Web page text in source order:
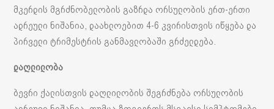
მკერდის მგრძნობელობის გაზრდა ორსულობის ერთ-ერთი
ადრეული ნიშანია, დაახლოებით 4-6 კვირისთვის იწყება და
პირველი ტრიმესტრის განმავლობაში გრძელდება.
დაღლილობა
ბევრი ქალისთვის დაღლილობის შეგრძნება ორსულობის